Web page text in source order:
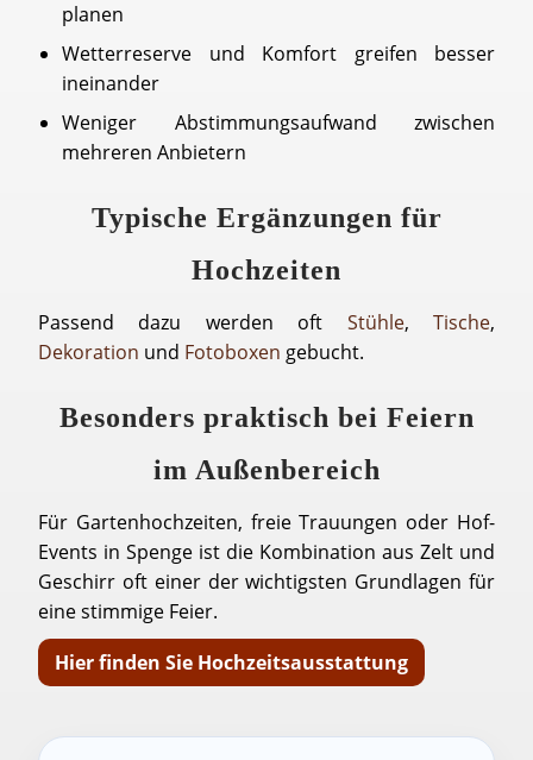
planen
Wetterreserve und Komfort greifen besser
ineinander
Weniger Abstimmungsaufwand zwischen
mehreren Anbietern
Typische Ergänzungen für
Hochzeiten
Passend dazu werden oft Stühle,Tische,
Dekoration und Fotoboxen gebucht.
Besonders praktisch bei Feiern
im Außenbereich
Für Gartenhochzeiten, freie Trauungen oder Hof-
Events in Spenge ist die Kombination aus Zelt und
Geschirr oft einer der wichtigsten Grundlagen für
eine stimmige Feier.
Hier finden Sie Hochzeitsausstattung